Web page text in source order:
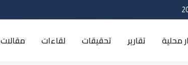
محلية تقارير تحقيقات لقاءات مقالات